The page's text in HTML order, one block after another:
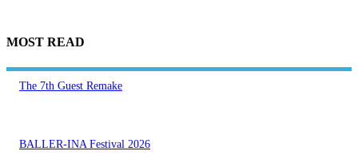
MOST READ
The 7th Guest Remake
BALLER-INA Festival 2026